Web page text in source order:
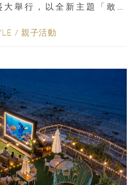
舉行，以全新主題「敢
/ 親子活動